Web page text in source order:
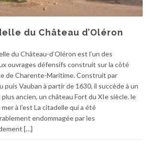
du Château d’Oléron
du Château-d’Oléron est l’un des
ouvrages défensifs construit sur la côté
de Charente-Maritime. Construit par
puis Vauban à partir de 1630, il succède à un
ancien, un château Fort du XIe siècle. le
à l’est La citadelle qui a été
endommagée par les
[…]